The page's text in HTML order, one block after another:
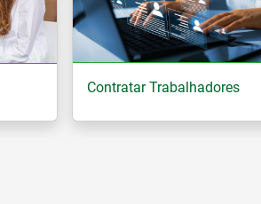
Contratar Trabalhadores